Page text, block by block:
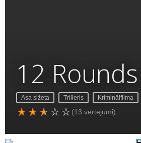
12 Rounds
Asa sižeta Trilleris Kriminālfilma
(13 vērtējumi)